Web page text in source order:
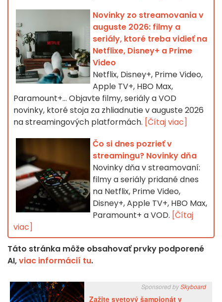
Novinky zo streamovania v
auguste 2026: filmy a
seriály, ktoré treba vidieť na
Netflixe, Disney+ a Prime
Video
Netflix, Disney+, Prime Video,
Apple TV+, HBO Max,
Paramount+… Objavte filmy, seriály a VOD
novinky, ktoré stoja za zhliadnutie v auguste 2026
na streamingových platformách. [Čítaj viac]
Čo si dnes pozrieť v
streamingu? Novinky dňa
Novinky dňa v streamovaní:
filmy a seriály pridané dnes
na Netflix, Prime Video,
Disney+, Apple TV+, HBO Max,
Paramount+ a VOD. [Čítaj
viac]
Táto stránka môže obsahovať prvky podporené
AI,viac informácií tu.